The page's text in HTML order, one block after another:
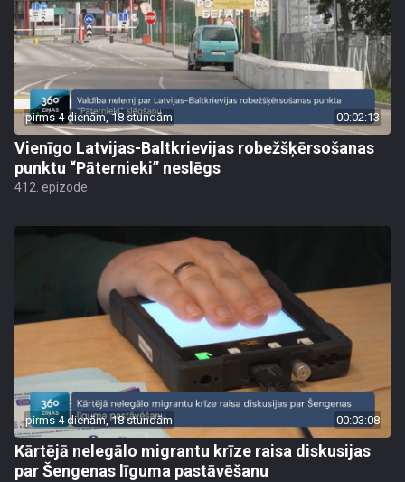
pirms 4 dienām, 18 stundām 00:02:13
Vienīgo Latvijas-Baltkrievijas robežšķērsošanas
punktu “Pāternieki” neslēgs
412. epizode
pirms 4 dienām, 18 stundām 00:03:08
Kārtējā nelegālo migrantu krīze raisa diskusijas
par Šengenas līguma pastāvēšanu